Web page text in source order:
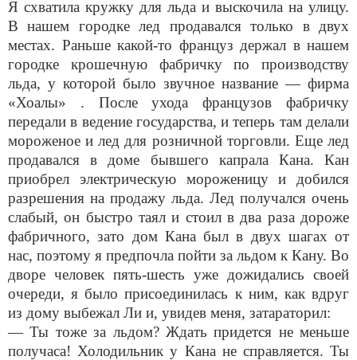
Я схватила кружку для льда и выскочила на улицу.
В нашем городке лед продавался только в двух
местах. Раньше какой-то француз держал в нашем
городке крошечную фабричку по производству
льда, у которой было звучное название — фирма
«Хоалы» . После ухода французов фабричку
передали в ведение государства, и теперь там делали
мороженое и лед для розничной торговли. Еще лед
продавался в доме бывшего капрала Кана. Кан
приобрел электрическую мороженицу и добился
разрешения на продажу льда. Лед получался очень
слабый, он быстро таял и стоил в два раза дороже
фабричного, зато дом Кана был в двух шагах от
нас, поэтому я предпочла пойти за льдом к Кану. Во
дворе человек пять-шесть уже дожидались своей
очереди, я было присоединилась к ним, как вдруг
из дому выбежал Ли и, увидев меня, затараторил:
— Ты тоже за льдом? Ждать придется не меньше
получаса! Холодильник у Кана не справляется. Ты